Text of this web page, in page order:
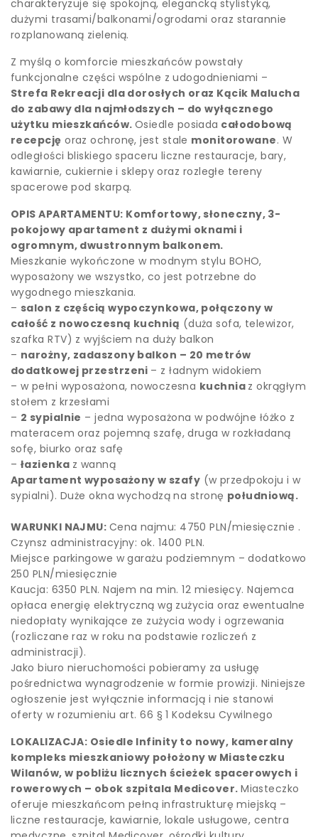
charakteryzuje się spokojną, elegancką stylistyką,
dużymi trasami/balkonami/ogrodami oraz starannie
rozplanowaną zielenią.
Z myślą o komforcie mieszkańców powstały
funkcjonalne części wspólne z udogodnieniami –
Strefa Rekreacji dla dorosłych oraz Kącik Malucha
do zabawy dla najmłodszych – do wyłącznego
użytku mieszkańców. Osiedle posiada całodobową
recepcję oraz ochronę, jest stale monitorowane. W
odległości bliskiego spaceru liczne restauracje, bary,
kawiarnie, cukiernie i sklepy oraz rozległe tereny
spacerowe pod skarpą.
OPIS APARTAMENTU: Komfortowy, słoneczny, 3-
pokojowy apartament z dużymi oknami i
ogromnym, dwustronnym balkonem.
Mieszkanie wykończone w modnym stylu BOHO,
wyposażony we wszystko, co jest potrzebne do
wygodnego mieszkania.
– salon z częścią wypoczynkowa, połączony w
całość z nowoczesną kuchnią (duża sofa, telewizor,
szafka RTV) z wyjściem na duży balkon
– narożny, zadaszony balkon – 20 metrów
dodatkowej przestrzeni – z ładnym widokiem
– w pełni wyposażona, nowoczesna kuchnia z okrągłym
stołem z krzesłami
– 2 sypialnie – jedna wyposażona w podwójne łóżko z
materacem oraz pojemną szafę, druga w rozkładaną
sofę, biurko oraz safę
– łazienka z wanną
Apartament wyposażony w szafy (w przedpokoju i w
sypialni). Duże okna wychodzą na stronę południową.
WARUNKI NAJMU: Cena najmu: 4750 PLN/miesięcznie .
Czynsz administracyjny: ok. 1400 PLN.
Miejsce parkingowe w garażu podziemnym – dodatkowo
250 PLN/miesięcznie
Kaucja: 6350 PLN. Najem na min. 12 miesięcy. Najemca
opłaca energię elektryczną wg zużycia oraz ewentualne
niedopłaty wynikające ze zużycia wody i ogrzewania
(rozliczane raz w roku na podstawie rozliczeń z
administracji).
Jako biuro nieruchomości pobieramy za usługę
pośrednictwa wynagrodzenie w formie prowizji. Niniejsze
ogłoszenie jest wyłącznie informacją i nie stanowi
oferty w rozumieniu art. 66 § 1 Kodeksu Cywilnego
LOKALIZACJA: Osiedle Infinity to nowy, kameralny
kompleks mieszkaniowy położony w Miasteczku
Wilanów, w pobliżu licznych ścieżek spacerowych i
rowerowych – obok szpitala Medicover.Miasteczko
oferuje mieszkańcom pełną infrastrukturę miejską –
liczne restauracje, kawiarnie, lokale usługowe, centra